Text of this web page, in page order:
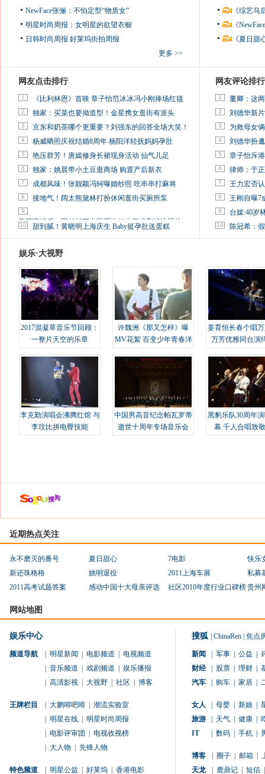
NewFace张俪：不怕定型“物质女”
明星时尚周报：女明星的欲望衣橱
日韩时尚周报 好莱坞街拍周报
更多 >>
《综艺
《
《夏日
网友点击排行
1 《比利林恩》首映 章子怡范冰冰冯小刚捧场红毯
2 独家：买菜也要拗造型！金星携女逛街有派头
3 京东和奶茶哪个更重要？刘强东的回答全场大笑！
4 杨威晒照庆祝结婚8周年 杨阳洋轻抚妈妈孕肚
5 艳压群芳！唐嫣修身长裙现身活动 仙气儿足
6 独家：姚晨带小土豆逛商场 购置产后新衣
7 成都风味！张靓颖冯轲曝婚纱照 吃串串打麻将
8 接地气！阔太熊黛林打扮休闲逛街买厕所泵
9
马蓉离婚后，砸1000万人民币给媒体要求删掉这照片
10 甜到腻！黄晓明上海庆生 Baby挺孕肚送蛋糕
网友评论排行
1 董卿：这
2 刘德华新
3 为救母女
4 刘德华扮
5 章子怡斥
6 律师：于
7 王力宏否
8 王刚自曝7
9 台媒:40岁
10 陈冠希：
娱乐·大视野
2017混凝草音乐节回顾：
一整片天空的乐章
许魏洲《那又怎样》曝
MV花絮 百变少年青春洋
姜育恒长春个唱
万芳优雅同台演
李克勤演唱会沸腾红馆 与
李玟比拼电臀技能
中国男高音纪念帕瓦罗蒂
逝世十周年专场音乐会
黑豹乐队30周年
幕 千人合唱致
近期热点关注
永不磨灭的番号 夏日甜心 7电影
快乐
新还珠格格
姚明退役 2011上海车展
私募
2011高考试题答案
感动中国十大母亲评选 社区2010年度行业口碑榜贵州
网站地图
娱乐中心
频道导航 明星新闻 电影频道
电视频道
音乐频道 戏剧频道
娱乐播报
高清影视 大视野 社区 博客
王牌栏目 大鹏嘚吧嘚
潮流实验室
明星在线
明星时尚周报
电影评审团
电视收视榜
大人物 先锋人物
特色频道 明星公益 好莱坞
香港电影
搜狐 ChinaRen 焦点
新闻 军事 公益
财经
股票 理财
汽车
购车 家居
女人 母婴 新娘
旅游
天气 健康
IT
数码 手机
博客 圈子 邮箱
天龙
鹿鼎记 短信